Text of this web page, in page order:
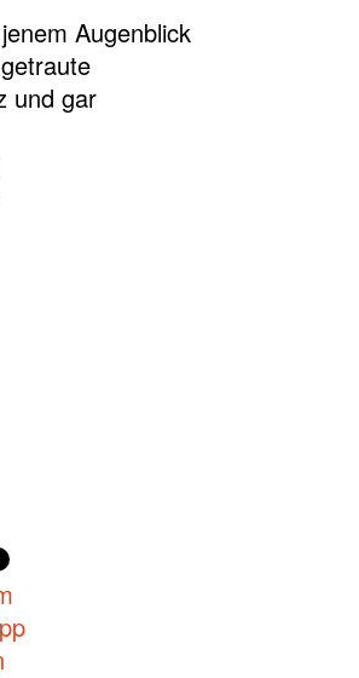
Augenblick
und gar